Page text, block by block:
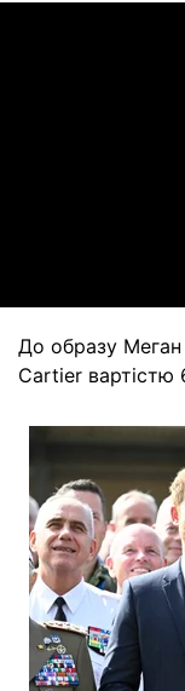
До образу
Cartier вартістю